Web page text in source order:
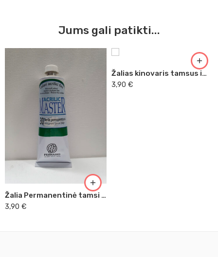
Jums gali patikti...
Žalia Permanentinė tamsi Master Acrilic, 60ml (30)
3,90 €
Žalias kinovaris tamsus im. Master Acrilic, 60ml (32)
3,90 €